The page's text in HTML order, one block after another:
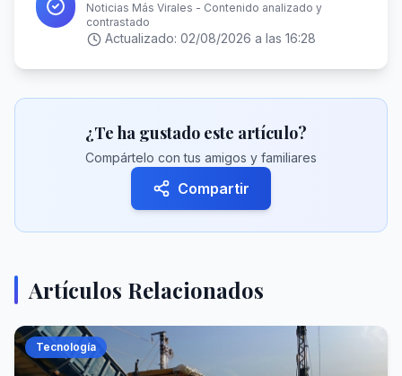
Noticias Más Virales - Contenido analizado y
contrastado
Actualizado: 02/08/2026 a las 16:28
¿Te ha gustado este artículo?
Compártelo con tus amigos y familiares
Compartir
Artículos Relacionados
Tecnología